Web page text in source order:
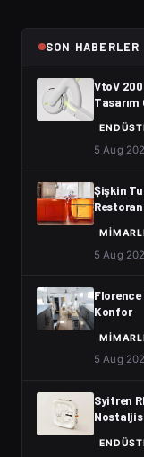
SON HABERLER
VtoV
Tasarım
5 Aug
Şişkin
5 Aug
Florence
Konfor
5 Aug
Syitren